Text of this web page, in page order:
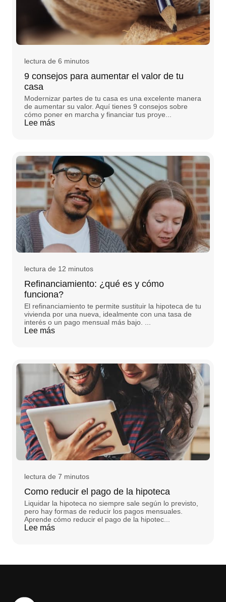
lectura de 6 minutos
9 consejos para aumentar el valor de tu
casa
Modernizar partes de tu casa es una excelente manera
de aumentar su valor. Aquí tienes 9 consejos sobre
cómo poner en marcha y financiar tus proye...
Lee más
lectura de 12 minutos
Refinanciamiento: ¿qué es y cómo
funciona?
El refinanciamiento te permite sustituir la hipoteca de tu
vivienda por una nueva, idealmente con una tasa de
interés o un pago mensual más bajo. ...
Lee más
lectura de 7 minutos
Como reducir el pago de la hipoteca
Liquidar la hipoteca no siempre sale según lo previsto,
pero hay formas de reducir los pagos mensuales.
Aprende cómo reducir el pago de la hipotec...
Lee más